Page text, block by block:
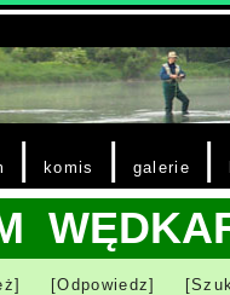
| komis | galerie |
[Odpowiedz]